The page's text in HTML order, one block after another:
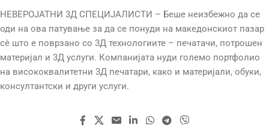
НЕВЕРОЈАТНИ 3Д СПЕЦИЈАЛИСТИ – Беше неизбежно да се
оди на ова патување за да се понуди на македонскиот пазар
сè што е поврзано со 3Д технологиите – печатачи, потрошен
материјал и 3Д услуги. Компанијата нуди големо портфолио
на висококвалитетни 3Д печатари, како и материјали, обуки,
консултантски и други услуги.